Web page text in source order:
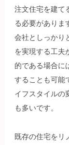
注文住宅を建て
る必要がありま
会社としっかり
を実現する工夫
的である場合に
することも可能
イフスタイルの
も多いです。
既存の住宅をリ